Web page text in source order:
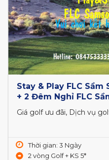
Stay & Play FLC Sầm
+ 2 Đêm Nghỉ FLC
Giá golf ưu đãi, Dịch vụ
Thời gian: 3 Ngày
2 vòng Golf + KS 5*